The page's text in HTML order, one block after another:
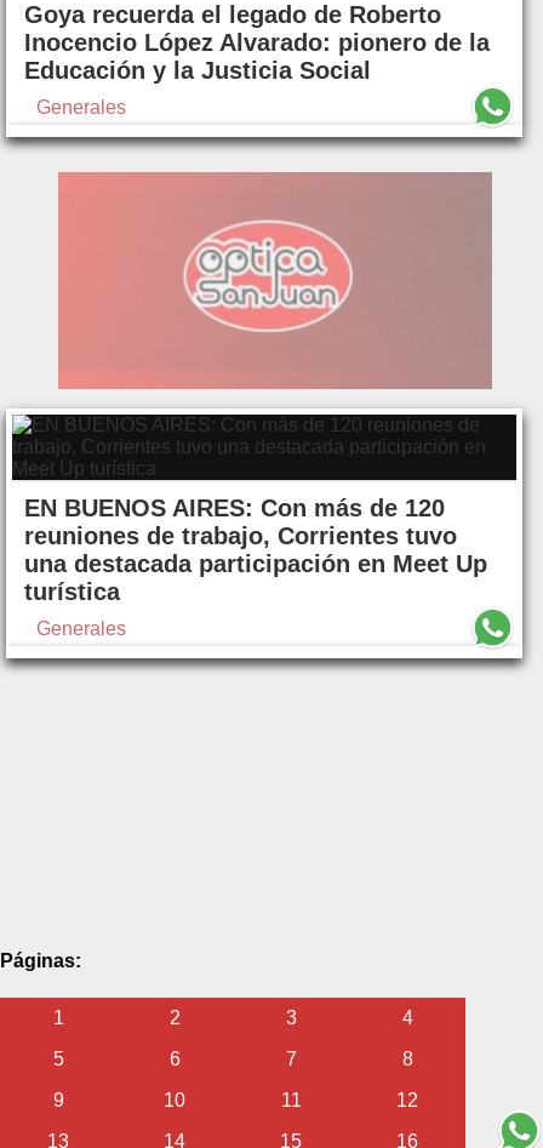
Goya recuerda el legado de Roberto
Inocencio López Alvarado: pionero de la
Educación y la Justicia Social
Generales
EN BUENOS AIRES: Con más de 120
reuniones de trabajo, Corrientes tuvo
una destacada participación en Meet Up
turística
Generales
Páginas:
1 2 3
4
5
6 7
8
9
10 11
12
13
14 15 16